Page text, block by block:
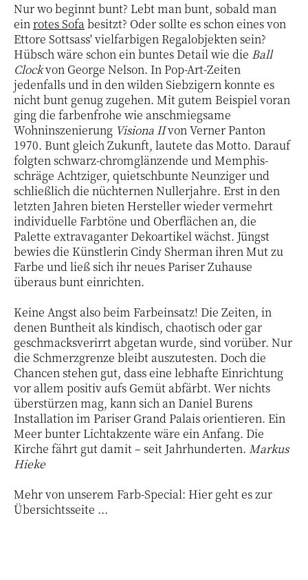
Nur wo beginnt bunt? Lebt man bunt, sobald man
einrotes Sofabesitzt? Oder sollte es schon eines von
Ettore Sottsass' vielfarbigen Regalobjekten sein?
Hübsch wäre schon ein buntes Detail wie die Ball
Clockvon George Nelson. In Pop-Art-Zeiten
jedenfalls und in den wilden Siebzigern konnte es
nicht bunt genug zugehen. Mit gutem Beispiel voran
ging die farbenfrohe wie anschmiegsame
Wohninszenierung Visiona IIvon Verner Panton
1970. Bunt gleich Zukunft, lautete das Motto. Darauf
folgten schwarz-chromglänzende und Memphis-
schräge Achtziger, quietschbunte Neunziger und
schließlich die nüchternen Nullerjahre. Erst in den
letzten Jahren bieten Hersteller wieder vermehrt
individuelle Farbtöne und Oberflächen an, die
Palette extravaganter Dekoartikel wächst. Jüngst
bewies die Künstlerin Cindy Sherman ihren Mut zu
Farbe und ließ sich ihr neues Pariser Zuhause
überaus bunt einrichten.
Keine Angst also beim Farbeinsatz! Die Zeiten, in
denen Buntheit als kindisch, chaotisch oder gar
geschmacksverirrt abgetan wurde, sind vorüber. Nur
die Schmerzgrenze bleibt auszutesten. Doch die
Chancen stehen gut, dass eine lebhafte Einrichtung
vor allem positiv aufs Gemüt abfärbt. Wer nichts
überstürzen mag, kann sich an Daniel Burens
Installation im Pariser Grand Palais orientieren. Ein
Meer bunter Lichtakzente wäre ein Anfang. Die
Kirche fährt gut damit – seit Jahrhunderten. Markus
Hieke
Mehr von unserem Farb-Special: Hier geht es zur
Übersichtsseite ...